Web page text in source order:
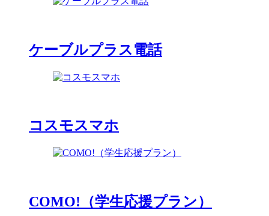
ケーブルプラス電話
コスモスマホ
COMO!（学生応援プラン）